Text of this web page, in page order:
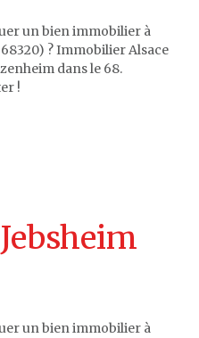
un bien immobilier à
? Immobilier Alsace
dans le 68.
!
un bien immobilier à